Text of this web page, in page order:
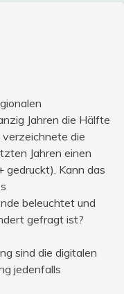
Jahren die Hälfte
die
Jahren einen
gedruckt). Kann das
beleuchtet und
gefragt ist?
sind die digitalen
jedenfalls